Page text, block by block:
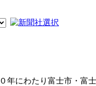
年にわたり富士市・富